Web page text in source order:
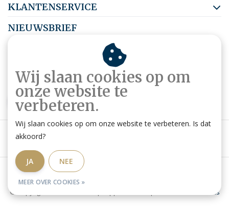
KLANTENSERVICE
NIEUWSBRIEF
Abonneer je op onze nieuwsbrief om op de hoogte te blijven.
ABONNEER
Algemene voorwaarden
© Copyright 2026 - Ruitershop HippoStore.be | Website door Omatis
Wij slaan cookies op om
onze website te
verbeteren.
Wij slaan cookies op om onze website te verbeteren. Is dat
akkoord?
JA NEE
MEER OVER COOKIES »